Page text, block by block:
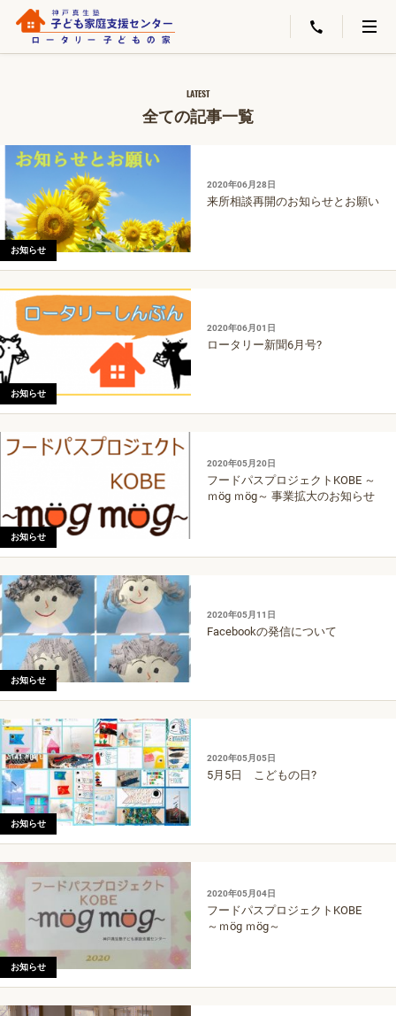
LATEST
全ての記事一覧
2020年06月28日
来所相談再開のお知らせとお願い
お知らせ
2020年06月01日
ロータリー新聞6月号?
お知らせ
2020年05月20日
フードパスプロジェクトKOBE ～
ｍög ｍög～ 事業拡大のお知らせ
お知らせ
2020年05月11日
Facebookの発信について
お知らせ
2020年05月05日
5月5日 こどもの日?
お知らせ
2020年05月04日
フードパスプロジェクトKOBE
～ｍög ｍög～
お知らせ